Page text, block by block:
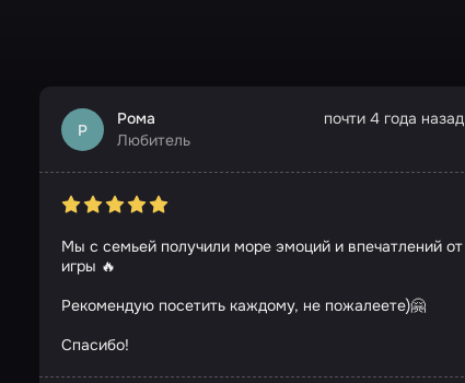
Р
Рома
Любитель
почти 4 года назад
Мы с семьей получили море эмоций и впечатлений от
игры 🔥
Рекомендую посетить каждому, не пожалеете)🤗
Спасибо!